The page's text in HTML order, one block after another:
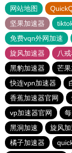
网站地图
坚果加速器
免费vqn外网加速
旋风加速器
八
黑豹加速器
芒
快连vρn加速器
香蕉加速器官网
vp加速器官网
黑洞加速
旋风
橘子加速器